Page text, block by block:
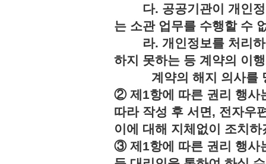
다. 공공기관이 개인정
는 소관 업무를 수행할 수
라. 개인정보를 처리하
하지 못하는 등 계약의 이
계약의 해지 의사를 명
② 제1항에 따른 권리 행사
따라 작성 후 서면, 전자우
이에 대해 지체없이 조치하
③ 제1항에 따른 권리 행사